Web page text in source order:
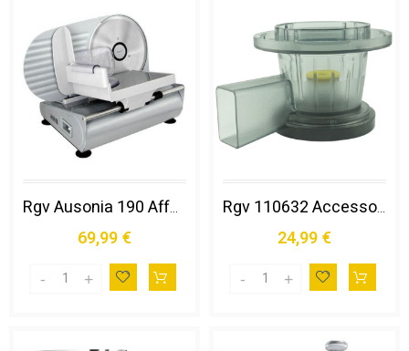
Rgv Ausonia 190 Affettatrice Elettrico 100 W Argento Alluminio
69,99 €
Rgv 110632 Accessorio Centrifuga Ciotola
24,99 €